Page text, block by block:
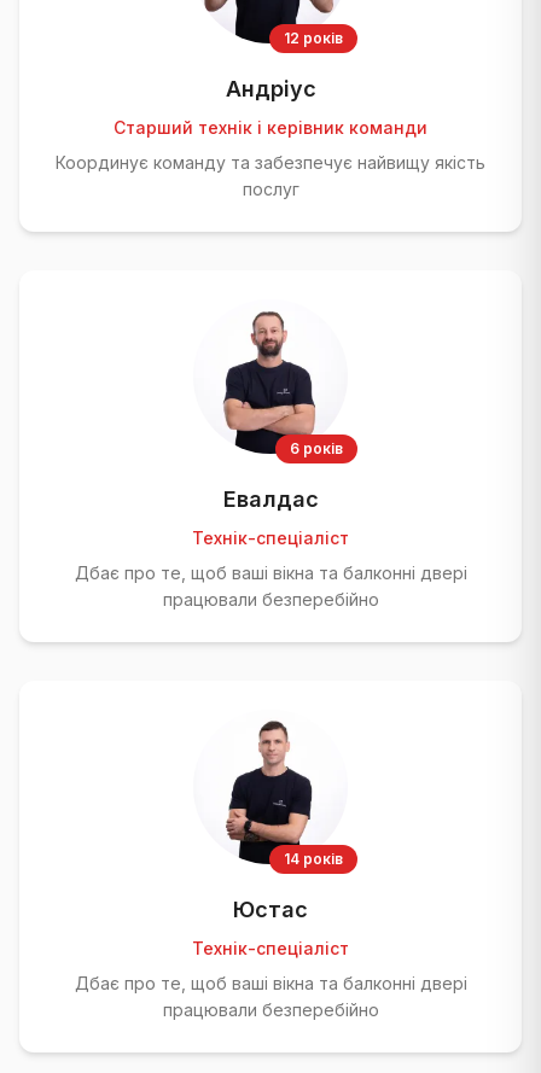
12 років
Андріус
Старший технік і керівник команди
Координує команду та забезпечує найвищу якість
послуг
6 років
Евалдас
Технік-спеціаліст
Дбає про те, щоб ваші вікна та балконні двері
працювали безперебійно
14 років
Юстас
Технік-спеціаліст
Дбає про те, щоб ваші вікна та балконні двері
працювали безперебійно